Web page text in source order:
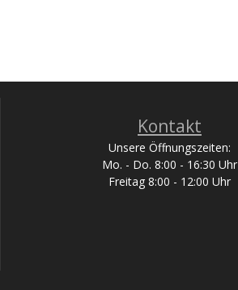
Kontakt
Unsere Öffnungszeiten:
Mo. - Do. 8:00 - 16:30 Uhr
Freitag 8:00 - 12:00 Uhr